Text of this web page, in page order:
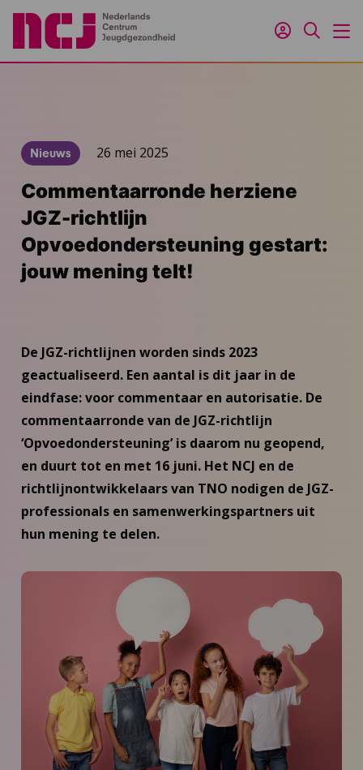
Inloggen
Zoeken
Nieuws 26 mei 2025
Commentaarronde herziene
JGZ-richtlijn
Opvoedondersteuning gestart:
jouw mening telt!
De JGZ-richtlijnen worden sinds 2023
geactualiseerd. Een aantal is dit jaar in de
eindfase: voor commentaar en autorisatie. De
commentaarronde van de JGZ-richtlijn
‘Opvoedondersteuning’ is daarom nu geopend,
en duurt tot en met 16 juni. Het NCJ en de
richtlijnontwikkelaars van TNO nodigen de JGZ-
professionals en samenwerkingspartners uit
hun mening te delen.